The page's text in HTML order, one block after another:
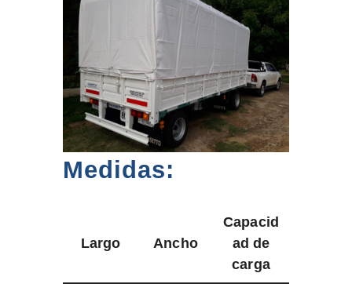
Medidas:
Largo Ancho
Capacid
ad de
carga